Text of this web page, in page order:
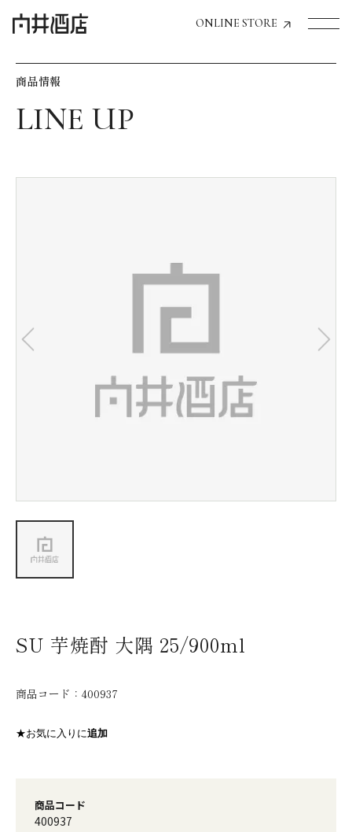
ONLINE STORE
飲食店経営のお客様
お気に入り機能の活用方法
会社情報
商品情報
SU 芋焼酎 大隅 25/900ml
商品コード： 400937
★お気に入りに追加
商品コード
400937